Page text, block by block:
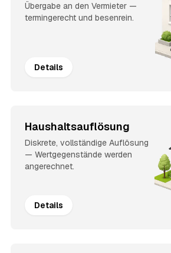
Übergabe an den Vermieter —
termingerecht und besenrein.
Details
Haushaltsauflösung
Diskrete, vollständige Auflösung
— Wertgegenstände werden
angerechnet.
Details